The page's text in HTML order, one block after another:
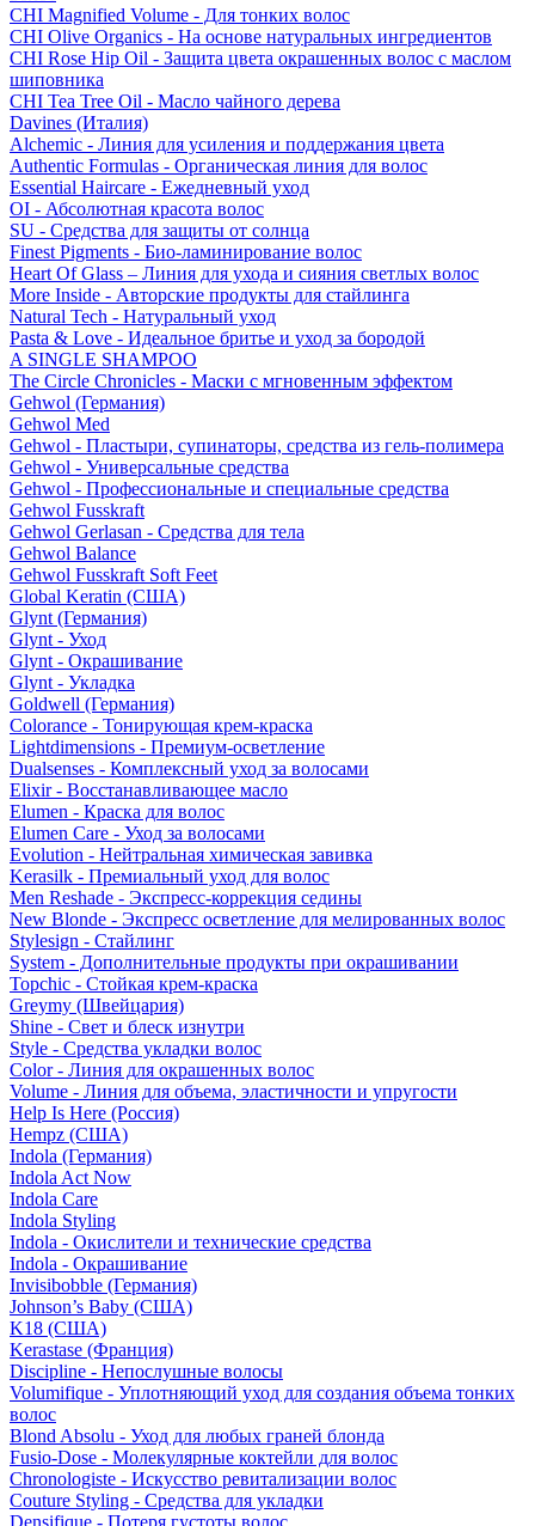
CHI Magnified Volume - Для тонких волос
CHI Olive Organics - На основе натуральных ингредиентов
CHI Rose Hip Oil - Защита цвета окрашенных волос с маслом
шиповника
CHI Tea Tree Oil - Масло чайного дерева
Davines (Италия)
Alchemic - Линия для усиления и поддержания цвета
Authentic Formulas - Органическая линия для волос
Essential Haircare - Eжедневный уход
OI - Абсолютная красота волос
SU - Средства для защиты от солнца
Finest Pigments - Био-ламинирование волос
Heart Of Glass – Линия для ухода и сияния светлых волос
More Inside - Авторские продукты для стайлинга
Natural Tech - Натуральный уход
Pasta & Love - Идеальное бритье и уход за бородой
A SINGLE SHAMPOO
The Circle Chronicles - Маски с мгновенным эффектом
Gehwol (Германия)
Gehwol Med
Gehwol - Пластыри, супинаторы, средства из гель-полимера
Gehwol - Универсальные средства
Gehwol - Профессиональные и специальные средства
Gehwol Fusskraft
Gehwol Gerlasan - Средства для тела
Gehwol Balance
Gehwol Fusskraft Soft Feet
Global Keratin (США)
Glynt (Германия)
Glynt - Уход
Glynt - Окрашивание
Glynt - Укладка
Goldwell (Германия)
Colorance - Тонирующая крем-краска
Lightdimensions - Премиум-осветление
Dualsenses - Комплексный уход за волосами
Elixir - Восстанавливающее масло
Elumen - Краска для волос
Elumen Care - Уход за волосами
Evolution - Нейтральная химическая завивка
Kerasilk - Премиальный уход для волос
Men Reshade - Экспресс-коррекция седины
New Blonde - Экспресс осветление для мелированных волос
Stylesign - Стайлинг
System - Дополнительные продукты при окрашивании
Topchic - Стойкая крем-краска
Greymy (Швейцария)
Shine - Свет и блеск изнутри
Style - Средства укладки волос
Color - Линия для окрашенных волос
Volume - Линия для объема, эластичности и упругости
Help Is Here (Россия)
Hempz (США)
Indola (Германия)
Indola Act Now
Indola Care
Indola Styling
Indola - Окислители и технические средства
Indola - Окрашивание
Invisibobble (Германия)
Johnson’s Baby (США)
K18 (США)
Kerastase (Франция)
Discipline - Непослушные волосы
Volumifique - Уплотняющий уход для создания объема тонких
волос
Blond Absolu - Уход для любых граней блонда
Fusio-Dose - Молекулярные коктейли для волос
Chronologiste - Искусство ревитализации волос
Couture Styling - Средства для укладки
Densifique - Потеря густоты волос